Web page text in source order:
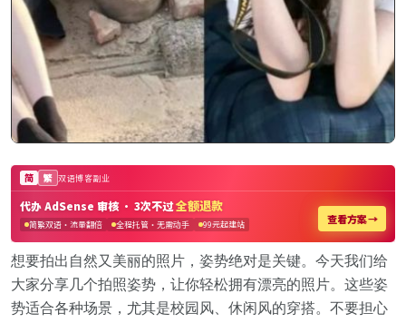
想要拍出自然又美丽的照片，姿势绝对是关键。今天我们给
大家分享几个拍照姿势，让你轻松拥有漂亮的照片。这些姿
势适合各种场景，尤其是校园风、休闲风的穿搭。不要担心